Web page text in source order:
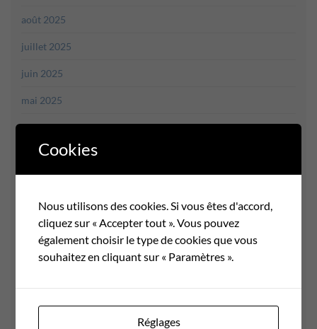
août 2025
juillet 2025
juin 2025
mai 2025
avril 2025
mars 2025
janvier 2025
décembre 2024
novembre 2024
octobre 2024
Cookies
Nous utilisons des cookies. Si vous êtes d'accord,
cliquez sur « Accepter tout ». Vous pouvez
également choisir le type de cookies que vous
souhaitez en cliquant sur « Paramètres ».
Réglages